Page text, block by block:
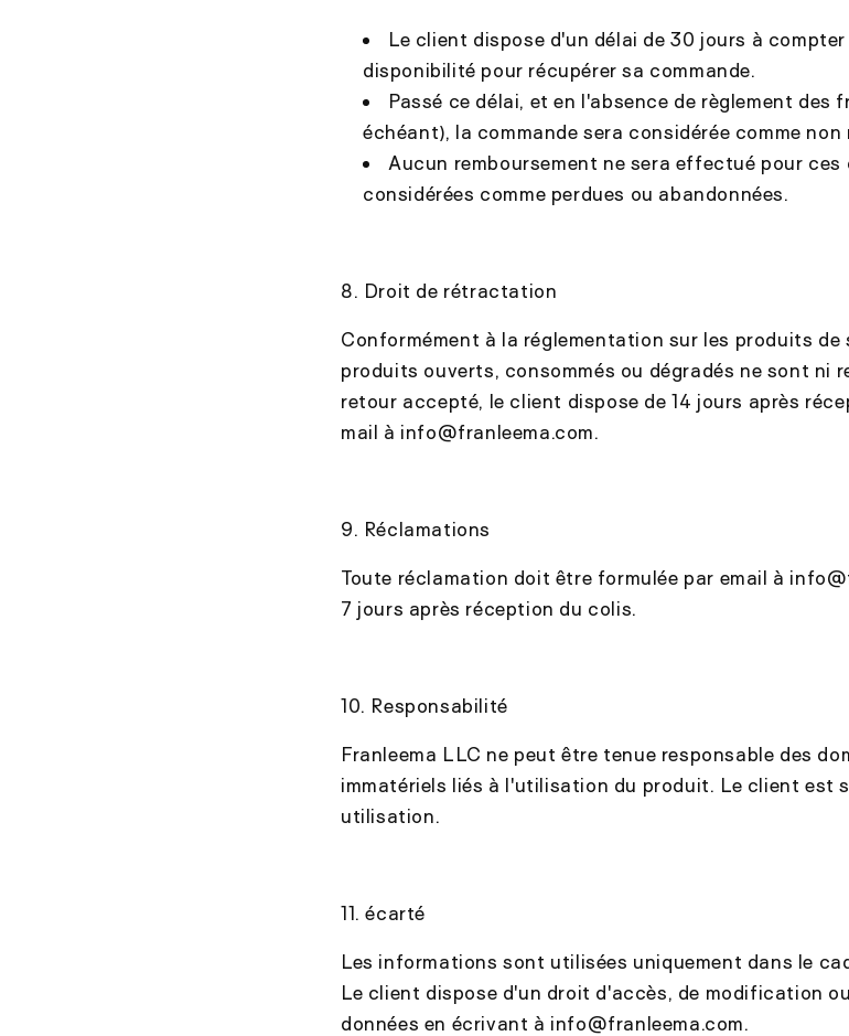
Le client dispose d'un délai de 30 jours à
disponibilité pour récupérer sa commande.
Passé ce délai, et en l'absence de règlement des
échéant), la commande sera considérée comme
Aucun remboursement ne sera effectué pour ces
considérées comme perdues ou abandonnées.
8. Droit de rétractation
Conformément à la réglementation sur les produits de
produits ouverts, consommés ou dégradés ne sont ni
retour accepté, le client dispose de 14 jours après
mail à info@franleema.com.
9. Réclamations
Toute réclamation doit être formulée par email à
7 jours après réception du colis.
10. Responsabilité
Franleema LLC ne peut être tenue responsable des
immatériels liés à l'utilisation du produit. Le client est
utilisation.
11. écarté
Les informations sont utilisées uniquement dans le
Le client dispose d'un droit d'accès, de modification
données en écrivant à info@franleema.com.